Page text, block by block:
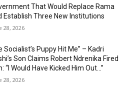
That Would Replace Rama
Establish Three New Institutions
28, 2026
Socialist’s Puppy Hit Me” – Kadri
Son Claims Robert Ndrenika Fired
“I Would Have Kicked Him Out…”
28, 2026